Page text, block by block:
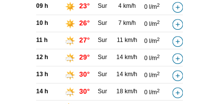
09 h 23° Sur 4 km/h 0 l/m2
10 h 26° Sur 7 km/h 0 l/m2
11 h 27° Sur 11 km/h 0 l/m2
12 h 29° Sur 14 km/h 0 l/m2
13 h 30° Sur 14 km/h 0 l/m2
14 h 30° Sur 18 km/h 0 l/m2